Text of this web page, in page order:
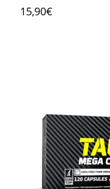
15,90€